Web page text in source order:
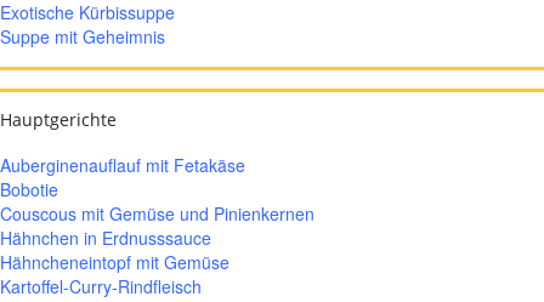
Exotische Kürbissuppe
Suppe mit Geheimnis
Hauptgerichte
Auberginenauflauf mit Fetakäse
Bobotie
Couscous mit Gemüse und Pinienkernen
Hähnchen in Erdnusssauce
Hähncheneintopf mit Gemüse
Kartoffel-Curry-Rindfleisch